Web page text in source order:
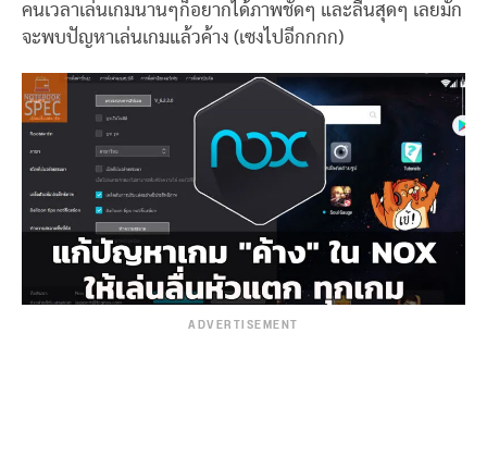
คนเวลาเล่นเกมนานๆก็อยากได้ภาพชัดๆ และลื่นสุดๆ เลยมัก
จะพบปัญหาเล่นเกมแล้วค้าง (เซงไปอีกกกก)
ADVERTISEMENT